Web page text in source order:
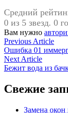
Средний
0 из 5 звезд. 0
Вам нужно
Навигация
по
записям
Previous Article
Ошибка 01
Next ArticleNext
article:
Бежит вода из
Свежие
Замена